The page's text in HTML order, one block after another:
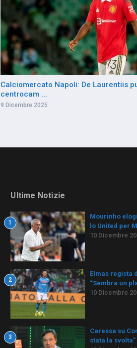
Calciomercato Napoli: De Laurentiis
centrocam ...
9 Dicembre 2025
Ultime Notizie
1
Mourinho
lo United per
10 Dicembre
2
Elmas regista
“Sembra un
10 Dicembre
3
Caressa su
stata la svolta”